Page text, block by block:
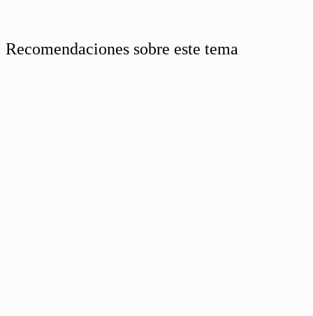
Recomendaciones sobre este tema